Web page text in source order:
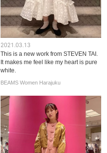
2021.03.13
This is a new work from STEVEN TAI.
It makes me feel like my heart is pure
white.
BEAMS Women Harajuku